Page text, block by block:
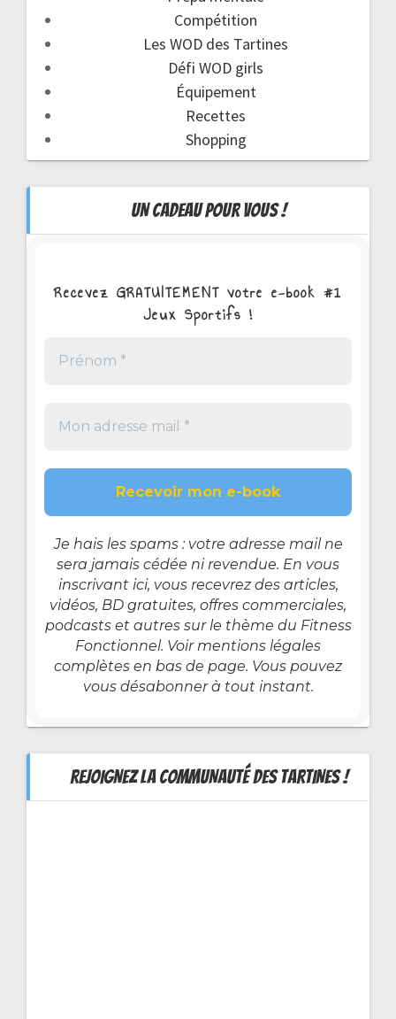
Compétition
Les WOD des Tartines
Défi WOD girls
Équipement
Recettes
Shopping
UN CADEAU POUR VOUS !
Recevez GRATUITEMENT votre e-book #1
Jeux Sportifs !
Je hais les spams : votre adresse mail ne
sera jamais cédée ni revendue. En vous
inscrivant ici, vous recevrez des articles,
vidéos, BD gratuites, offres commerciales,
podcasts et autres sur le thème du Fitness
Fonctionnel. Voir mentions légales
complètes en bas de page. Vous pouvez
vous désabonner à tout instant.
REJOIGNEZ LA COMMUNAUTÉ DES TARTINES !